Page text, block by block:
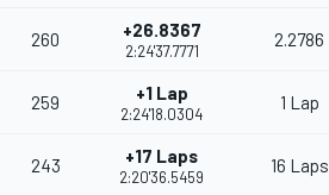
260 +26.8367
2:24'37.7771
2.2786
259 +1 Lap
2:24'18.0304
1 Lap
243 +17 Laps
2:20'36.5459
16 Laps